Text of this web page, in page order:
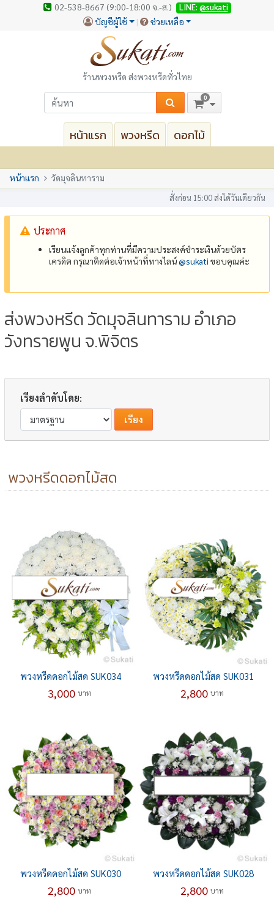
02-538-8667 (9:00-18:00 จ.-ส.) LINE: @sukati
บัญชีผู้ใช้ ช่วยเหลือ
ร้านพวงหรีด ส่งพวงหรีดทั่วไทย
0
หน้าแรก พวงหรีด ดอกไม้
หน้าแรก วัดมุจลินทาราม
สั่งก่อน 15:00 ส่งได้วันเดียวกัน
ประกาศ
เรียนแจ้งลูกค้าทุกท่านที่มีความประสงค์ชำระเงินด้วยบัตร
เครดิต กรุณาติดต่อเจ้าหน้าที่ทางไลน์@‌sukati ขอบคุณค่ะ
ส่งพวงหรีด วัดมุจลินทาราม อำเภอ
วังทรายพูน จ.พิจิตร
เรียงลำดับโดย:
พวงหรีดดอกไม้สด
พวงหรีดดอกไม้สด SUK034
3,000 บาท
พวงหรีดดอกไม้สด SUK031
2,800 บาท
พวงหรีดดอกไม้สด SUK030
2,800 บาท
พวงหรีดดอกไม้สด SUK028
2,800 บาท